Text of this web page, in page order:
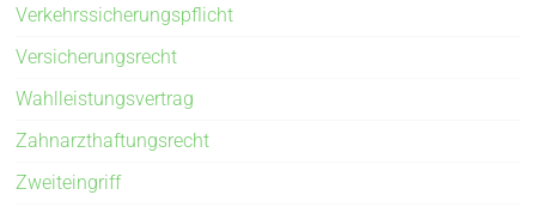
Verkehrssicherungspflicht
Versicherungsrecht
Wahlleistungsvertrag
Zahnarzthaftungsrecht
Zweiteingriff